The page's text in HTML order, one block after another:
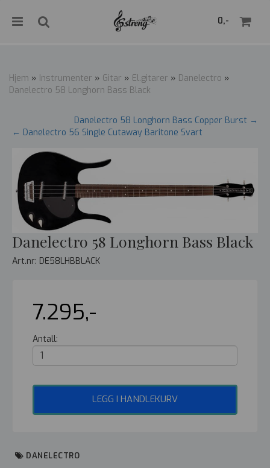
0,-
Hjem » Instrumenter » Gitar » El.gitarer » Danelectro »
Danelectro 58 Longhorn Bass Black
Danelectro 58 Longhorn Bass Copper Burst →
← Danelectro 56 Single Cutaway Baritone Svart
Danelectro 58 Longhorn Bass Black
Art.nr: DE58LHBBLACK
7.295,-
Antall:
LEGG I HANDLEKURV
DANELECTRO
Trykk ENTER for å søke